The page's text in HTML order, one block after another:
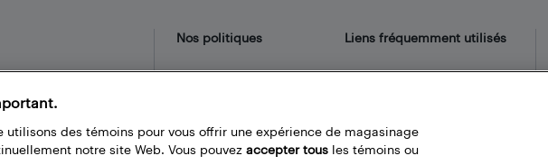
Buy. Vous pouvez
à des concours et
Nos politiques
Termes et conditions
Liens fréquemment utilisés
Localisateur de magasin
Carrières
Cartes Best Buy
utilisons des témoins pour vous offrir une expérience de magasinage
notre site Web. Vous pouvez accepter tous les témoins ou